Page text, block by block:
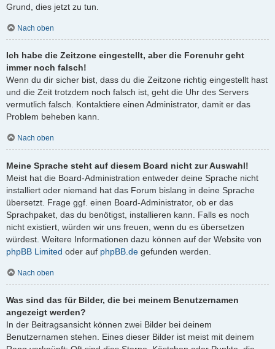
Grund, dies jetzt zu tun.
Nach oben
Ich habe die Zeitzone eingestellt, aber die Forenuhr geht
immer noch falsch!
Wenn du dir sicher bist, dass du die Zeitzone richtig eingestellt hast
und die Zeit trotzdem noch falsch ist, geht die Uhr des Servers
vermutlich falsch. Kontaktiere einen Administrator, damit er das
Problem beheben kann.
Nach oben
Meine Sprache steht auf diesem Board nicht zur Auswahl!
Meist hat die Board-Administration entweder deine Sprache nicht
installiert oder niemand hat das Forum bislang in deine Sprache
übersetzt. Frage ggf. einen Board-Administrator, ob er das
Sprachpaket, das du benötigst, installieren kann. Falls es noch
nicht existiert, würden wir uns freuen, wenn du es übersetzen
würdest. Weitere Informationen dazu können auf der Website von
phpBB Limited oder auf phpBB.de gefunden werden.
Nach oben
Was sind das für Bilder, die bei meinem Benutzernamen
angezeigt werden?
In der Beitragsansicht können zwei Bilder bei deinem
Benutzernamen stehen. Eines dieser Bilder ist meist mit deinem